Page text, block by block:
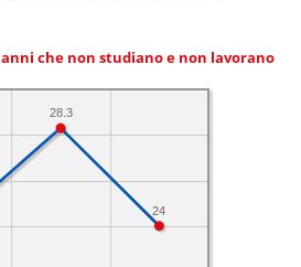
anni che non studiano e non lavorano
24
28.3